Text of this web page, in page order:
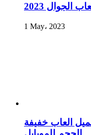
1 May، 2023
العاب خفيفة